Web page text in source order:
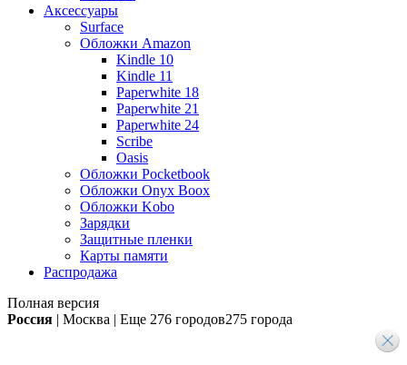
Аксессуары
Surface
Обложки Amazon
Kindle 10
Kindle 11
Paperwhite 18
Paperwhite 21
Paperwhite 24
Scribe
Oasis
Обложки Pocketbook
Обложки Onyx Boox
Обложки Kobo
Зарядки
Защитные пленки
Карты памяти
Распродажа
Полная версия
Россия | Москва | Еще 276 городов275 города